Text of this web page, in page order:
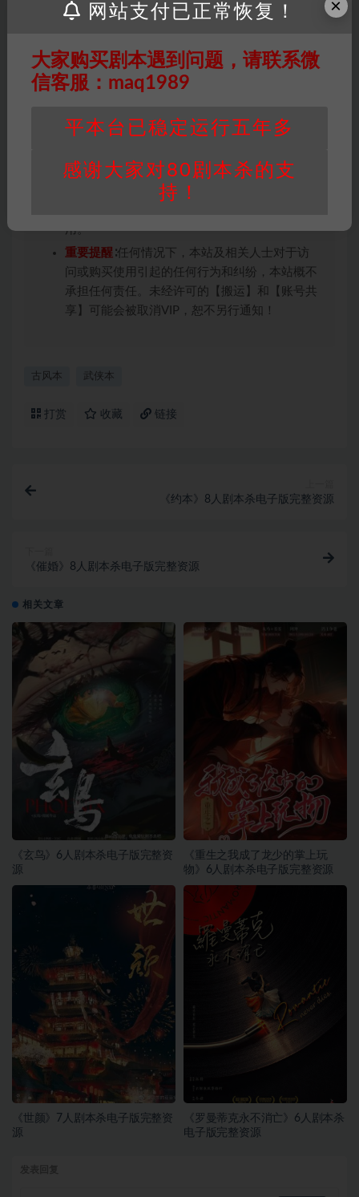
用于商业用途!任何人访问、浏览本站，购买或
条约约束，并遵守所有适用的法律法规。
版权归属：本站提供的任何剧本杀资源内容的版
权均属于机关版权或权利人。如有侵权，请发邮
448271243@qq.com，如若情况属实，我们将
积分说明∶剧本杀下载所需积分非剧本杀资源自
身价值，本站积分为本站收取的赞助费，用于本
用。
重要提醒 ∶任何情况下，本站及相关人士对于访
问或购买使用引起的任何行为和纠纷，本站概不
承担任何责任。未经许可的【搬运】和【账号共
享】可能会被取消VIP，恕不另行通知！
古风本 武侠本
打赏 收藏 链接
《约本》8人剧本杀电子版完整资源
《催婚》8人剧本杀电子版完整资源
相关文章
《玄鸟》6人剧本杀电子版完整资
源
《重生之我成了龙少的掌上玩
物》6人剧本杀电子版完整资源
《世颜》7人剧本杀电子版完整资
源
《罗曼蒂克永不消亡》6人剧本杀
电子版完整资源
×
网站支付已正常恢复！
大家购买剧本遇到问题，请联系微
信客服：maq1989
平本台已稳定运行五年多
感谢大家对80剧本杀的支
持！